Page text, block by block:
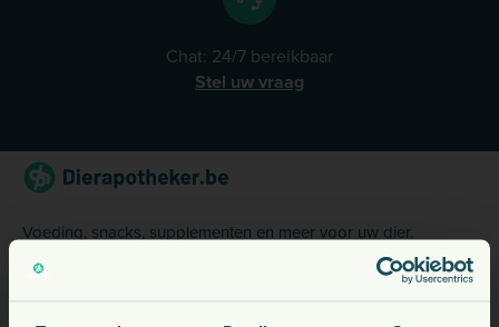
Chat: 24/7 bereikbaar
Stel uw vraag
Voeding, snacks, supplementen en meer voor uw dier.
Ma-Za voor 20:00 besteld:
vandaag verzonden*.